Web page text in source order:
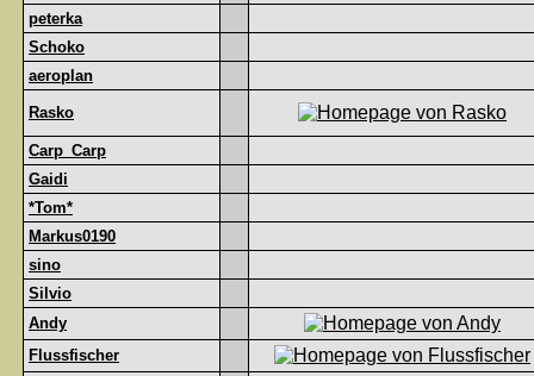
peterka
Schoko
aeroplan
Rasko
Carp_Carp
Gaidi
*Tom*
Markus0190
sino
Silvio
Andy
Flussfischer